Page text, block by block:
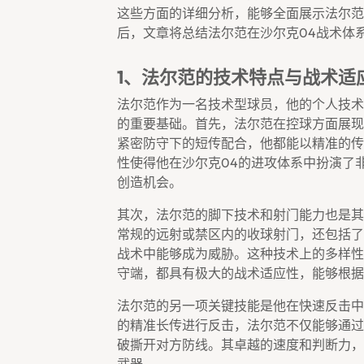
这些方面的详细分析，能够全面展示法尔
后，文章将总结法尔范在沙尔克04战术体
1、法尔范的技术特点与战术适
法尔范作为一名技术型球员，他的个人技
的重要基础。首先，法尔范在控球方面展
紧密防守下的短传配合，他都能以精准的
性使得他在沙尔克04的进攻体系中扮演了
创造机会。
其次，法尔范的脚下技术和射门能力也是
常规的远射或禁区内的收球射门，还包括
战术中能够成为威胁。这种技术上的多样
守端，都具有极大的战术适应性，能够根
法尔范的另一项关键技能是他在快速反击
的精准长传进行反击，法尔范不仅能够通
破撕开对方防线。其卓越的速度和判断力